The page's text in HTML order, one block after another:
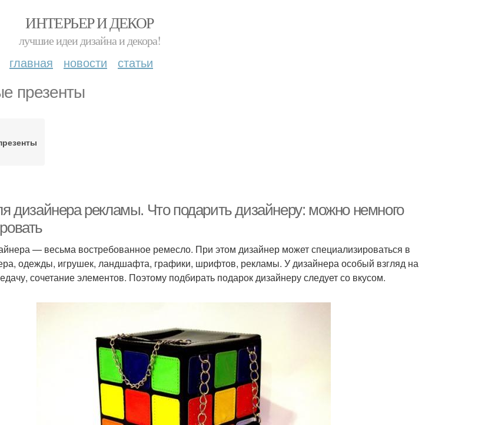
ИНТЕРЬЕР И ДЕКОР
лучшие идеи дизайна и декора!
главная новости статьи
презенты
дизайнера рекламы. Что подарить дизайнеру: можно немного
— весьма востребованное ремесло. При этом дизайнер может специализироваться в
одежды, игрушек, ландшафта, графики, шрифтов, рекламы. У дизайнера особый взгляд на
сочетание элементов. Поэтому подбирать подарок дизайнеру следует со вкусом.